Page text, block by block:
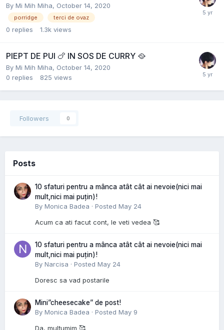
By Mi Mih Miha, October 14, 2020
porridge terci de ovaz
0 replies 1.3k views
PIEPT DE PUI 🍗 IN SOS DE CURRY 🥘
By Mi Mih Miha, October 14, 2020
0 replies 825 views
Followers 0
Posts
10 sfaturi pentru a mânca atât cât ai nevoie(nici mai
mult,nici mai puțin)!
By Monica Badea · Posted May 24
Acum ca ati facut cont, le veti vedea 🥰
10 sfaturi pentru a mânca atât cât ai nevoie(nici mai
mult,nici mai puțin)!
By Narcisa · Posted May 24
Doresc sa vad postarile
Mini”cheesecake” de post!
By Monica Badea · Posted May 9
Da, mulțumim 🥰